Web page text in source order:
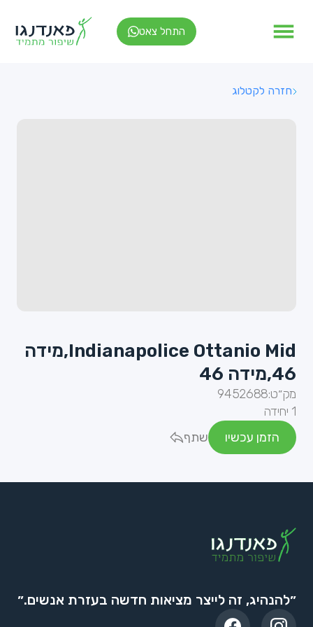
התחל צאט
חזרה לקטלוג
Indianapolice Ottanio Mid,מידה
46,מידה 46
מק״ט:9452688
1 יחידה
הזמן עכשיו
שתף
״להנהיג, זה לייצר מציאות חדשה בעזרת אנשים.״